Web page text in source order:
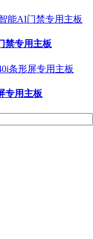
禁专用主板
专用主板